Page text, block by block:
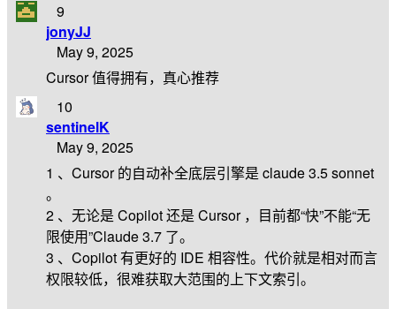
9
jonyJJ
May 9, 2025
Cursor 值得拥有，真心推荐
10
sentinelK
May 9, 2025
1 、Cursor 的自动补全底层引擎是 claude 3.5 sonnet
。
2 、无论是 Copilot 还是 Cursor ，目前都“快”不能“无
限使用”Claude 3.7 了。
3 、Copilot 有更好的 IDE 相容性。代价就是相对而言
权限较低，很难获取大范围的上下文索引。